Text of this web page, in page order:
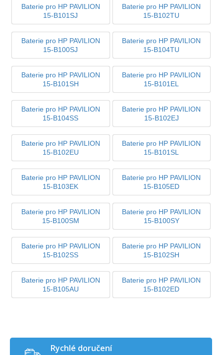
Baterie pro HP PAVILION
15-B101SJ
Baterie pro HP PAVILION
15-B102TU
Baterie pro HP PAVILION
15-B100SJ
Baterie pro HP PAVILION
15-B104TU
Baterie pro HP PAVILION
15-B101SH
Baterie pro HP PAVILION
15-B101EL
Baterie pro HP PAVILION
15-B104SS
Baterie pro HP PAVILION
15-B102EJ
Baterie pro HP PAVILION
15-B102EU
Baterie pro HP PAVILION
15-B101SL
Baterie pro HP PAVILION
15-B103EK
Baterie pro HP PAVILION
15-B105ED
Baterie pro HP PAVILION
15-B100SM
Baterie pro HP PAVILION
15-B100SY
Baterie pro HP PAVILION
15-B102SS
Baterie pro HP PAVILION
15-B102SH
Baterie pro HP PAVILION
15-B105AU
Baterie pro HP PAVILION
15-B102ED
Rychlé doručení